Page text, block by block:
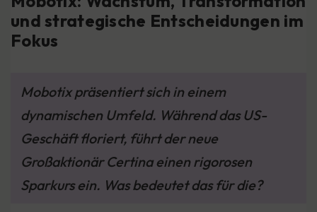
und strategische Entscheidungen im
Fokus
Mobotix präsentiert sich in einem
dynamischen Umfeld. Während das US-
Geschäft floriert, führt der neue
Großaktionär Certina einen rigorosen
Sparkurs ein. Was bedeutet das für die?